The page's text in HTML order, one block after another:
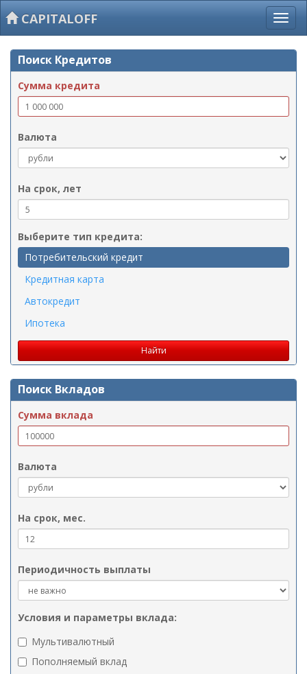
CAPITALOFF
Поиск Кредитов
Сумма кредита
Валюта
На срок, лет
Выберите тип кредита:
Потребительский кредит
Кредитная карта
Автокредит
Ипотека
Поиск Вкладов
Сумма вклада
Валюта
На срок, мес.
Периодичность выплаты
Условия и параметры вклада:
Мультивалютный
Пополняемый вклад